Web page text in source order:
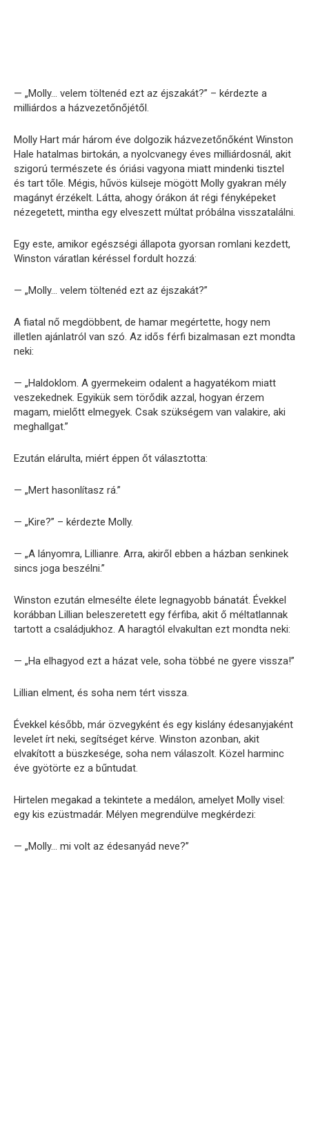
— „Molly… velem töltenéd ezt az éjszakát?” – kérdezte a
milliárdos a házvezetőnőjétől.
Molly Hart már három éve dolgozik házvezetőnőként Winston
Hale hatalmas birtokán, a nyolcvanegy éves milliárdosnál, akit
szigorú természete és óriási vagyona miatt mindenki tisztel
és tart tőle. Mégis, hűvös külseje mögött Molly gyakran mély
magányt érzékelt. Látta, ahogy órákon át régi fényképeket
nézegetett, mintha egy elveszett múltat próbálna visszatalálni.
Egy este, amikor egészségi állapota gyorsan romlani kezdett,
Winston váratlan kéréssel fordult hozzá:
— „Molly… velem töltenéd ezt az éjszakát?”
A fiatal nő megdöbbent, de hamar megértette, hogy nem
illetlen ajánlatról van szó. Az idős férfi bizalmasan ezt mondta
neki:
— „Haldoklom. A gyermekeim odalent a hagyatékom miatt
veszekednek. Egyikük sem törődik azzal, hogyan érzem
magam, mielőtt elmegyek. Csak szükségem van valakire, aki
meghallgat.”
Ezután elárulta, miért éppen őt választotta:
— „Mert hasonlítasz rá.”
— „Kire?” – kérdezte Molly.
— „A lányomra, Lillianre. Arra, akiről ebben a házban senkinek
sincs joga beszélni.”
Winston ezután elmesélte élete legnagyobb bánatát. Évekkel
korábban Lillian beleszeretett egy férfiba, akit ő méltatlannak
tartott a családjukhoz. A haragtól elvakultan ezt mondta neki:
— „Ha elhagyod ezt a házat vele, soha többé ne gyere vissza!”
Lillian elment, és soha nem tért vissza.
Évekkel később, már özvegyként és egy kislány édesanyjaként
levelet írt neki, segítséget kérve. Winston azonban, akit
elvakított a büszkesége, soha nem válaszolt. Közel harminc
éve gyötörte ez a bűntudat.
Hirtelen megakad a tekintete a medálon, amelyet Molly visel:
egy kis ezüstmadár. Mélyen megrendülve megkérdezi:
— „Molly… mi volt az édesanyád neve?”